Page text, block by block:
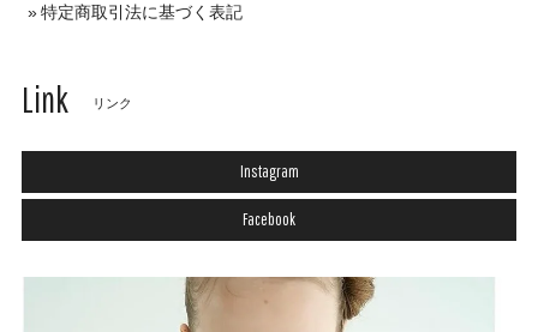
特定商取引法に基づく表記
Link リンク
Instagram
Facebook